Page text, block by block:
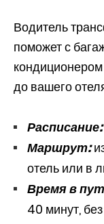
Водитель
поможет с
до вашего
Расписание:
Маршрут:
отель или в
Время в
40 минут,